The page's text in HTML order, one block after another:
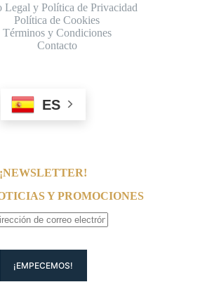
Legal y Política de Privacidad
Política de Cookies
Términos y Condiciones
Contacto
ES
¡NEWSLETTER!
Y PROMOCIONES